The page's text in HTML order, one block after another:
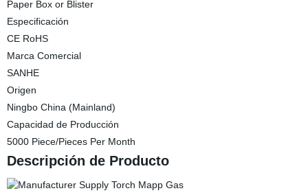
Paper Box or Blister
Especificación
CE RoHS
Marca Comercial
SANHE
Origen
Ningbo China (Mainland)
Capacidad de Producción
5000 Piece/Pieces Per Month
Descripción de Producto